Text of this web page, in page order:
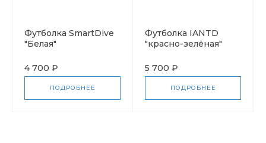
Футболка SmartDive
"Белая"
4 700 ₽
ПОДРОБНЕЕ
Футболка IANTD
"красно-зелёная"
5 700 ₽
ПОДРОБНЕЕ